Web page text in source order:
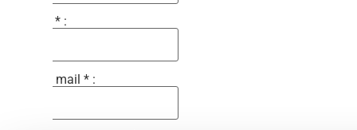
Prénom * :
Adresse mail * :